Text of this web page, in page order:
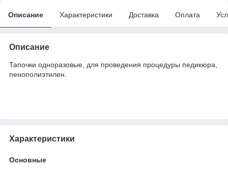
Описание Характеристики Доставка Оплата
Описание
Тапочки одноразовые, для проведения процедуры педикюра,
пенополиэтилен.
Характеристики
Основные